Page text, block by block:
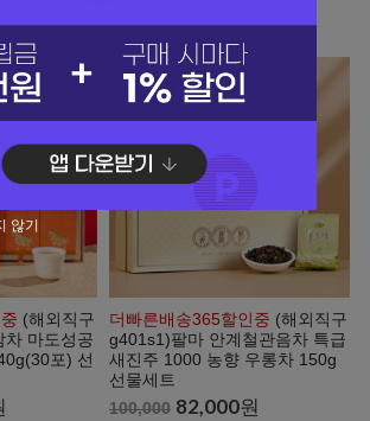
(해외직구
마도성공
포) 선
18 %
더빠른배송365할인중 (해외직구
g401s1)팔마 안계철관음차 특급
새진주 1000 농향 우롱차 150g
선물세트
100,000 82,000원
않기